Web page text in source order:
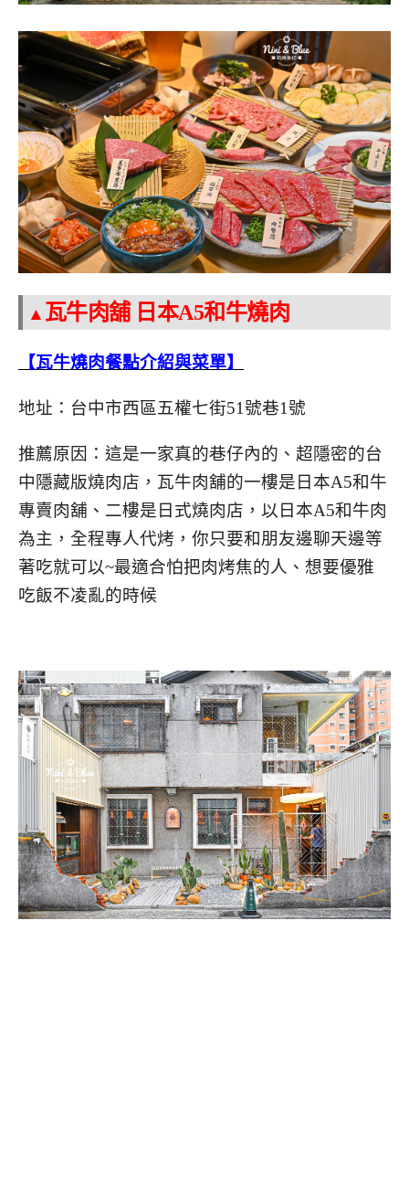
▲ 瓦牛肉舖 日本A5和牛燒肉
【瓦牛燒肉餐點介紹與菜單】
地址：台中市西區五權七街51號巷1號
推薦原因：這是一家真的巷仔內的、超隱密的台
中隱藏版燒肉店，瓦牛肉舖的一樓是日本A5和牛
專賣肉舖、二樓是日式燒肉店，以日本A5和牛肉
為主，全程專人代烤，你只要和朋友邊聊天邊等
著吃就可以~最適合怕把肉烤焦的人、想要優雅
吃飯不凌亂的時候